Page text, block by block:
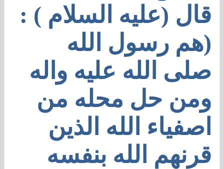
قال (عليه السلام ) :
(هم رسول الله
صلى الله عليه واله
ومن حل محله من
اصفياء الله الذين
قرنهم الله بنفسه